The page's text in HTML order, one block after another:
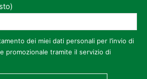
dei miei dati personali per l’invio di
promozionale tramite il servizio di